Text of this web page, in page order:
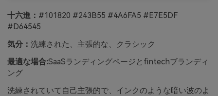
十六進： #101820 #243B55 #4A6FA5 #E7E5DF
#D64545
気分： 洗練された、主張的な、クラシック
最適な場合:SaaSランディングページとfintechブランディ
ング
洗練されていて自己主張的で、インクのような暗い波のよ